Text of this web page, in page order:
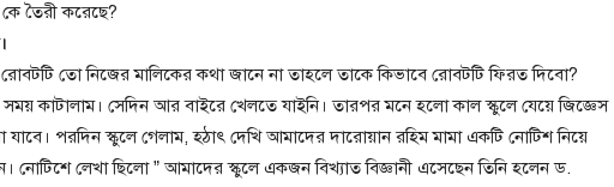
তৈরী করেছে?
তো নিজের মালিকের কথা জানে না তাহলে তাকে কিভাবে রোবটটি ফিরত দিবো?
সময় কাটালাম। সেদিন আর বাইরে খেলতে যাইনি। তারপর মনে হলো কাল স্কুলে যেয়ে জিজ্ঞেস
পরদিন স্কুলে গেলাম, হঠাৎ দেখি আমাদের দারোয়ান রহিম মামা একটি নোটিশ নিয়ে
নোটিশে লেখা ছিলো ” আমাদের স্কুলে একজন বিখ্যাত বিজ্ঞানী এসেছেন তিনি হলেন ড.